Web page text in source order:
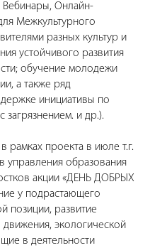
Вебинары, Онлайн-
Межкультурного
разных культур и
устойчивого развития
обучение молодежи
а также ряд
инициативы по
загрязнением. и др.).
в рамках проекта в июле т.г.
управления образования
акции «ДЕНЬ ДОБРЫХ
у подрастающего
позиции, развитие
движения, экологической
в деятельности